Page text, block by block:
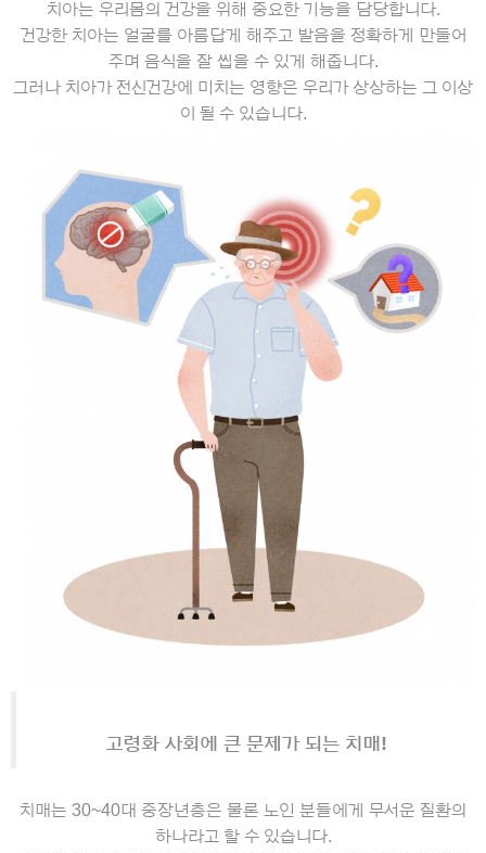
치아는 우리몸의 건강을 위해 중요한 기능을 담당합니다.
건강한 치아는 얼굴를 아름답게 해주고 발음을 정확하게 만들어
주며 음식을 잘 씹을 수 있게 해줍니다.
그러나 치아가 전신건강에 미치는 영향은 우리가 상상하는 그 이상
이 될 수 있습니다.
고령화 사회에 큰 문제가 되는 치매!
치매는 30~40대 중장년층은 물론 노인 분들에게 무서운 질환의
하나라고 할 수 있습니다.